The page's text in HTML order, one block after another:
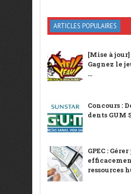
ARTICLES POPULAIRES
[Mise à jour]
Gagnez le
...
Concours :
dents GUM
GPEC :
ressources